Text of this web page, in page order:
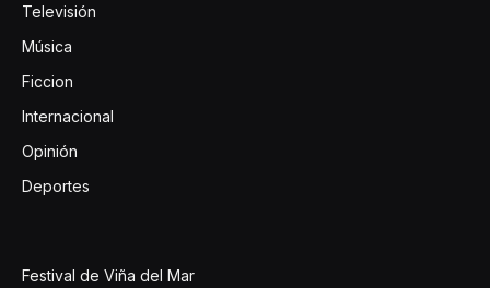
Televisión
Música
Ficcion
Internacional
Opinión
Deportes
Festival de Viña del Mar